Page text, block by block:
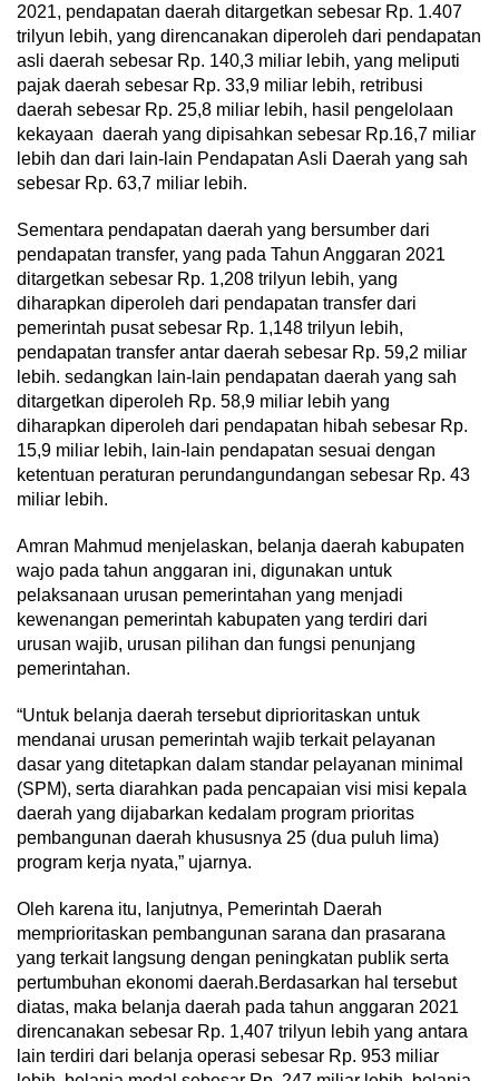
2021, pendapatan daerah ditargetkan sebesar Rp. 1.407
trilyun lebih, yang direncanakan diperoleh dari pendapatan
asli daerah sebesar Rp. 140,3 miliar lebih, yang meliputi
pajak daerah sebesar Rp. 33,9 miliar lebih, retribusi
daerah sebesar Rp. 25,8 miliar lebih, hasil pengelolaan
kekayaan daerah yang dipisahkan sebesar Rp.16,7 miliar
lebih dan dari lain-lain Pendapatan Asli Daerah yang sah
sebesar Rp. 63,7 miliar lebih.
Sementara pendapatan daerah yang bersumber dari
pendapatan transfer, yang pada Tahun Anggaran 2021
ditargetkan sebesar Rp. 1,208 trilyun lebih, yang
diharapkan diperoleh dari pendapatan transfer dari
pemerintah pusat sebesar Rp. 1,148 trilyun lebih,
pendapatan transfer antar daerah sebesar Rp. 59,2 miliar
lebih. sedangkan lain-lain pendapatan daerah yang sah
ditargetkan diperoleh Rp. 58,9 miliar lebih yang
diharapkan diperoleh dari pendapatan hibah sebesar Rp.
15,9 miliar lebih, lain-lain pendapatan sesuai dengan
ketentuan peraturan perundangundangan sebesar Rp. 43
miliar lebih.
Amran Mahmud menjelaskan, belanja daerah kabupaten
wajo pada tahun anggaran ini, digunakan untuk
pelaksanaan urusan pemerintahan yang menjadi
kewenangan pemerintah kabupaten yang terdiri dari
urusan wajib, urusan pilihan dan fungsi penunjang
pemerintahan.
“Untuk belanja daerah tersebut diprioritaskan untuk
mendanai urusan pemerintah wajib terkait pelayanan
dasar yang ditetapkan dalam standar pelayanan minimal
(SPM), serta diarahkan pada pencapaian visi misi kepala
daerah yang dijabarkan kedalam program prioritas
pembangunan daerah khususnya 25 (dua puluh lima)
program kerja nyata,” ujarnya.
Oleh karena itu, lanjutnya, Pemerintah Daerah
memprioritaskan pembangunan sarana dan prasarana
yang terkait langsung dengan peningkatan publik serta
pertumbuhan ekonomi daerah.Berdasarkan hal tersebut
diatas, maka belanja daerah pada tahun anggaran 2021
direncanakan sebesar Rp. 1,407 trilyun lebih yang antara
lain terdiri dari belanja operasi sebesar Rp. 953 miliar